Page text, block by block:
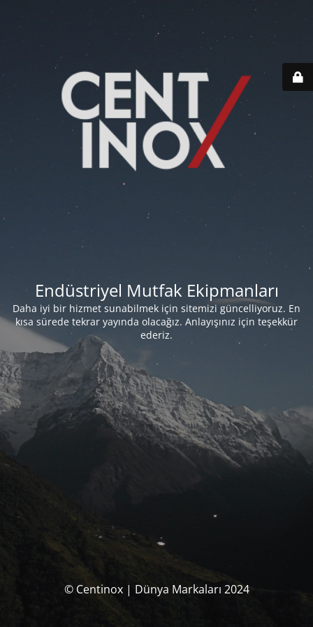
Endüstriyel Mutfak Ekipmanları
Daha iyi bir hizmet sunabilmek için sitemizi güncelliyoruz. En
kısa sürede tekrar yayında olacağız. Anlayışınız için teşekkür
ederiz.
© Centinox | Dünya Markaları 2024